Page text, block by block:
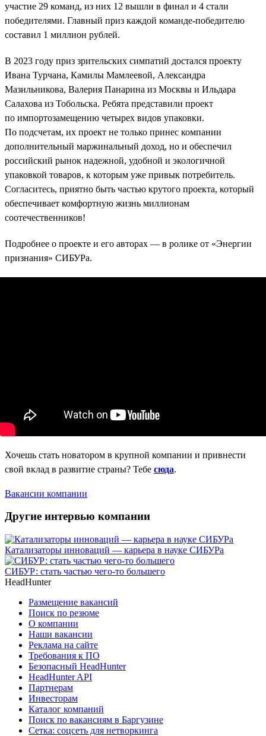
участие 29 команд, из них 12 вышли в финал и 4 стали
победителями. Главный приз каждой команде-победителю
составил 1 миллион рублей.
В 2023 году приз зрительских симпатий достался проекту
Ивана Турчана, Камилы Мамлеевой, Александра
Мазильникова, Валерия Панарина из Москвы и Ильдара
Салахова из Тобольска. Ребята представили проект
по импортозамещению четырех видов упаковки.
По подсчетам, их проект не только принес компании
дополнительный маржинальный доход, но и обеспечил
российский рынок надежной, удобной и экологичной
упаковкой товаров, к которым уже привык потребитель.
Согласитесь, приятно быть частью крутого проекта, который
обеспечивает комфортную жизнь миллионам
соотечественников!
Подробнее о проекте и его авторах — в ролике от «Энергии
признания» СИБУРа.
Хочешь стать новатором в крупной компании и привнести
свой вклад в развитие страны? Тебе сюда.
Вакансии компании
Другие интервью компании
Катализаторы инноваций — карьера в науке СИБУРа
СИБУР: стать частью чего-то большего
HeadHunter
Размещение вакансий
Поиск по резюме
О компании
Наши вакансии
Реклама на сайте
Требования к ПО
Безопасный HeadHunter
HeadHunter API
Партнерам
Инвесторам
Каталог компаний
Поиск по вакансиям в Баргузине
Сетка: соцсеть для нетворкинга